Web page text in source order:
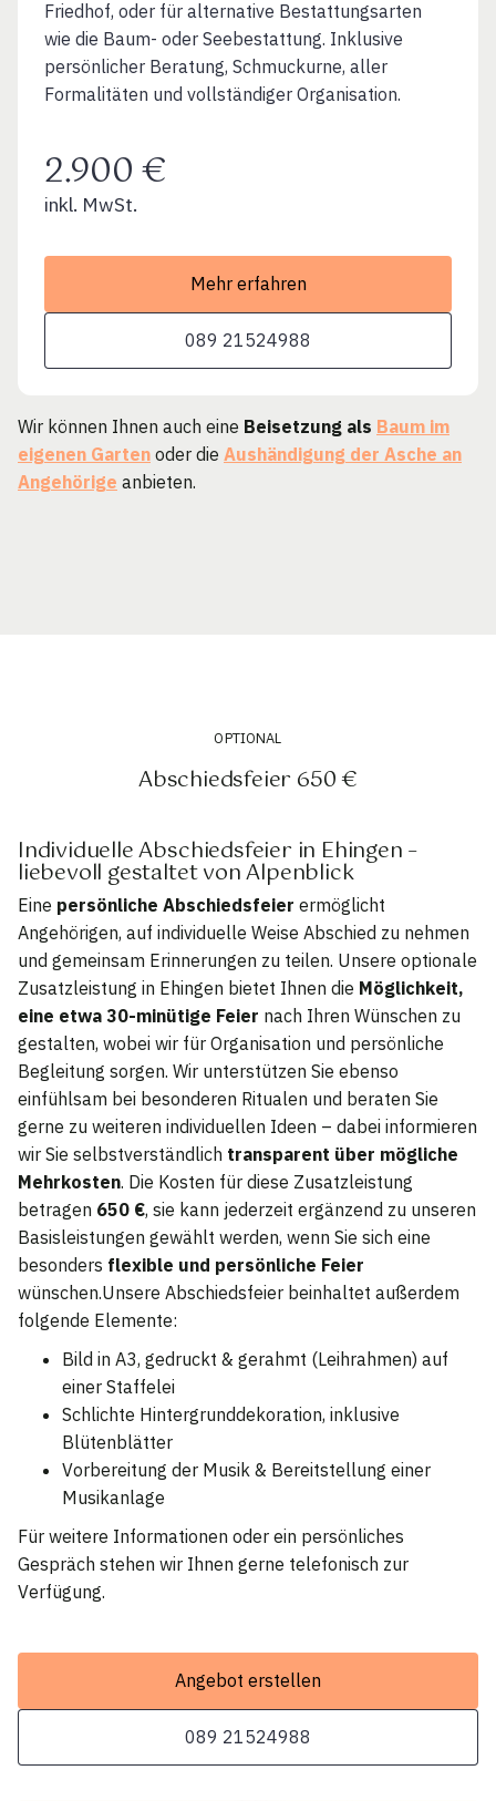
Friedhof, oder für alternative Bestattungsarten
wie die Baum- oder Seebestattung. Inklusive
persönlicher Beratung, Schmuckurne, aller
Formalitäten und vollständiger Organisation.
2.900 €
inkl. MwSt.
Mehr erfahren
089 21524988
Wir können Ihnen auch eine Beisetzung als Baum im
eigenen Garten oder die Aushändigung der Asche an
Angehörige anbieten.
OPTIONAL
Abschiedsfeier 650 €
Individuelle Abschiedsfeier in Ehingen –
liebevoll gestaltet von Alpenblick
Eine persönliche Abschiedsfeier ermöglicht
Angehörigen, auf individuelle Weise Abschied zu nehmen
und gemeinsam Erinnerungen zu teilen. Unsere optionale
Zusatzleistung in Ehingen bietet Ihnen die Möglichkeit,
eine etwa 30-minütige Feier nach Ihren Wünschen zu
gestalten, wobei wir für Organisation und persönliche
Begleitung sorgen. Wir unterstützen Sie ebenso
einfühlsam bei besonderen Ritualen und beraten Sie
gerne zu weiteren individuellen Ideen – dabei informieren
wir Sie selbstverständlich transparent über mögliche
Mehrkosten. Die Kosten für diese Zusatzleistung
betragen 650 €, sie kann jederzeit ergänzend zu unseren
Basisleistungen gewählt werden, wenn Sie sich eine
besonders flexible und persönliche Feier
wünschen.Unsere Abschiedsfeier beinhaltet außerdem
folgende Elemente:
Bild in A3, gedruckt & gerahmt (Leihrahmen) auf
einer Staffelei
Schlichte Hintergrunddekoration, inklusive
Blütenblätter
Vorbereitung der Musik & Bereitstellung einer
Musikanlage
Für weitere Informationen oder ein persönliches
Gespräch stehen wir Ihnen gerne telefonisch zur
Verfügung.
Angebot erstellen
089 21524988